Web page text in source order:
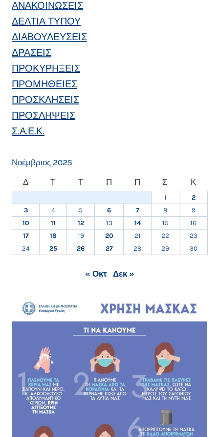
ΑΝΑΚΟΙΝΩΣΕΙΣ
ΔΕΛΤΙΑ ΤΥΠΟΥ
ΔΙΑΒΟΥΛΕΥΣΕΙΣ
ΔΡΑΣΕΙΣ
ΠΡΟΚΥΡΗΞΕΙΣ
ΠΡΟΜΗΘΕΙΕΣ
ΠΡΟΣΚΛΗΣΕΙΣ
ΠΡΟΣΛΗΨΕΙΣ
Σ.Α.Ε.Κ.
Νοέμβριος 2025
Δ
Τ Τ Π Π Σ Κ
1
2
3
4 5 6 7 8
9
10
11 12 13 14 15
16
17
18 19 20 21 22
23
24
25 26 27 28 29 30
« Οκτ Δεκ »